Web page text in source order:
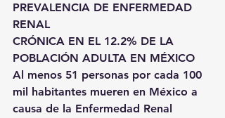
PREVALENCIA DE ENFERMEDAD
RENAL
CRÓNICA EN EL 12.2% DE LA
POBLACIÓN ADULTA EN MÉXICO
Al menos 51 personas por cada 100
mil habitantes mueren en México a
causa de la Enfermedad Renal